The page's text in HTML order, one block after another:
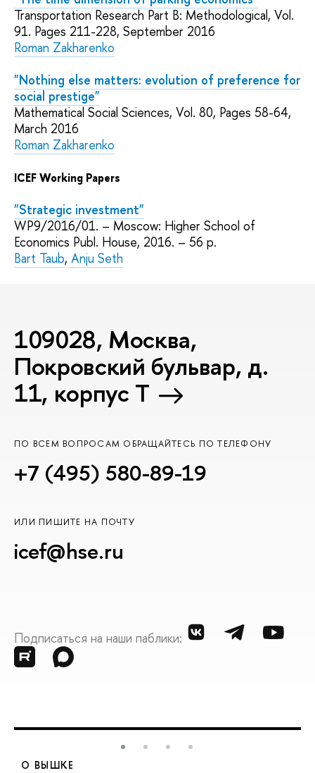
Transportation Research Part B: Methodological, Vol.
91. Pages 211-228, September 2016
Roman Zakharenko
"Nothing else matters: evolution of preference for
social prestige"
Mathematical Social Sciences, Vol. 80, Pages 58-64,
March 2016
Roman Zakharenko
ICEF Working Papers
"Strategic investment"
WP9/2016/01. – Moscow: Higher School of
Economics Publ. House, 2016. – 56 p.
Bart Taub, Anju Seth
109028, Москва,
Покровский бульвар, д.
11, корпус T
ПО ВСЕМ ВОПРОСАМ ОБРАЩАЙТЕСЬ ПО ТЕЛЕФОНУ
+7 (495) 580-89-19
ИЛИ ПИШИТЕ НА ПОЧТУ
icef@hse.ru
Подписаться на наши паблики:
О ВЫШКЕ